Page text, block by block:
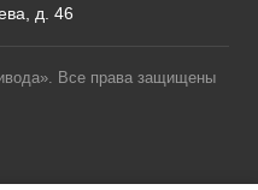
д. 46
Все права защищены